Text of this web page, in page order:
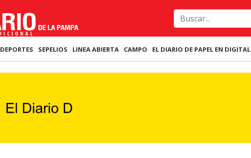
DEPORTES SEPELIOS LINEA ABIERTA CAMPO EL DIARIO DE PAPEL EN DIGITAL